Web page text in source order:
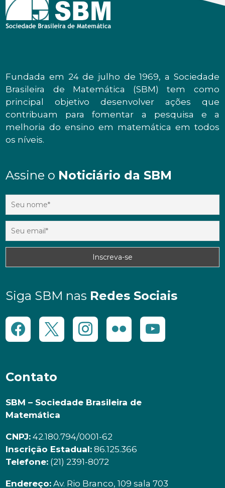
Fundada em 24 de julho de 1969, a Sociedade
Brasileira de Matemática (SBM) tem como
principal objetivo desenvolver ações que
contribuam para fomentar a pesquisa e a
melhoria do ensino em matemática em todos
os níveis.
Assine o Noticiário da SBM
Siga SBM nas Redes Sociais
Contato
SBM – Sociedade Brasileira de
Matemática
CNPJ: 42.180.794/0001-62
Inscrição Estadual: 86.125.366
Telefone: (21) 2391-8072
Endereço: Av. Rio Branco, 109 sala 703